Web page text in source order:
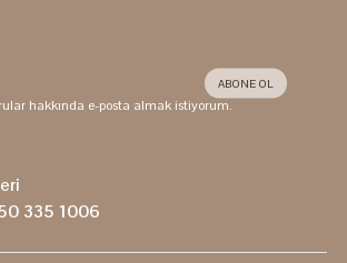
ABONE OL
hakkında e-posta almak istiyorum.
335 1006